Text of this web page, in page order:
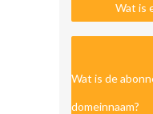
Wat is
Wat is de
domeinnaam?